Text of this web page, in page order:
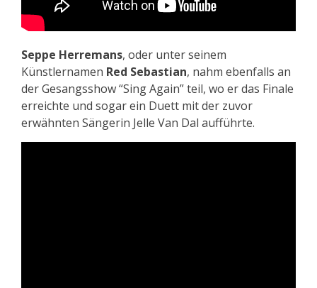
Seppe Herremans, oder unter seinem
Künstlernamen Red Sebastian, nahm ebenfalls an
der Gesangsshow “Sing Again” teil, wo er das Finale
erreichte und sogar ein Duett mit der zuvor
erwähnten Sängerin Jelle Van Dal aufführte.